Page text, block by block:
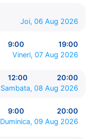
Joi, 06 Aug 2026
9:00
19:00
Vineri, 07 Aug 2026
12:00
20:00
Sambata, 08 Aug 2026
9:00
20:00
Duminica, 09 Aug 2026